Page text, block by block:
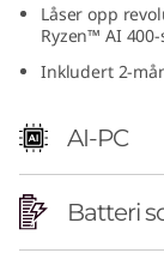
Låser opp
Ryzen™ AI
Inkludert 2-
AI-PC
Batteri